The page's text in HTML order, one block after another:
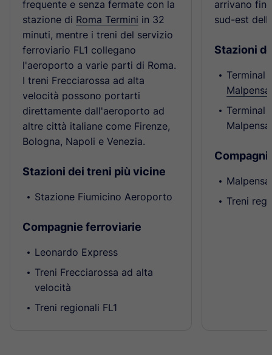
frequente e senza fermate con la
stazione di Roma Termini in 32
minuti, mentre i treni del servizio
ferroviario FL1 collegano
l'aeroporto a varie parti di Roma.
I treni Frecciarossa ad alta
velocità possono portarti
direttamente dall'aeroporto ad
altre città italiane come Firenze,
Bologna, Napoli e Venezia.
Stazioni dei treni più vicine
Stazione Fiumicino Aeroporto
Compagnie ferroviarie
Leonardo Express
Treni Frecciarossa ad alta
velocità
Treni regionali FL1
arrivano
sud-est
Stazioni
Terminal
Malpensa
Terminal
Malpensa
Treni